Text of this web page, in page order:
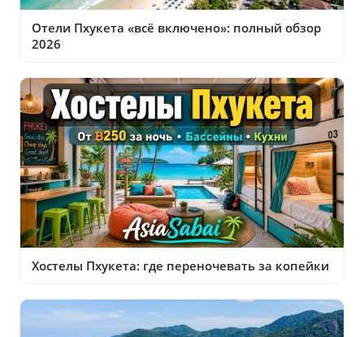
Отели Пхукета «всё включено»: полный обзор
2026
Хостелы Пхукета: где переночевать за копейки